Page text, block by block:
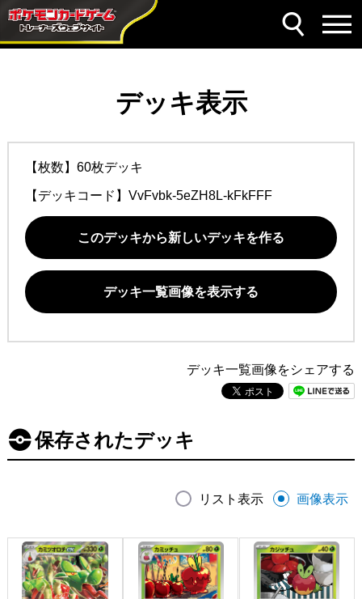
デッキ表示
【枚数】60枚デッキ
【デッキコード】 VvFvbk-5eZH8L-kFkFFF
このデッキから新しいデッキを作る
デッキ一覧画像を表示する
デッキ一覧画像をシェアする
保存されたデッキ
リスト表示 画像表示